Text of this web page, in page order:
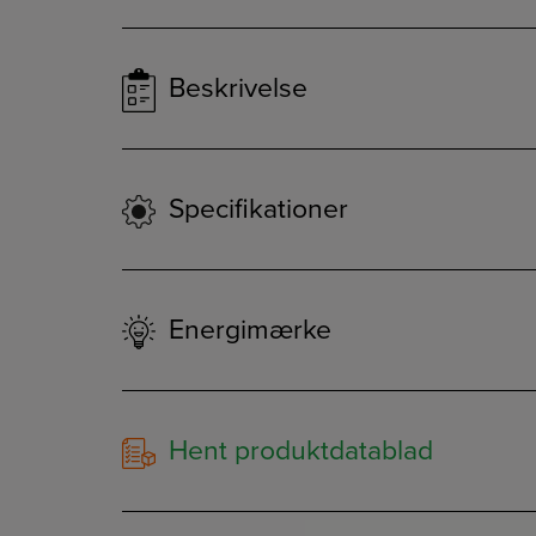
Beskrivelse
Specifikationer
Energimærke
Hent produktdatablad